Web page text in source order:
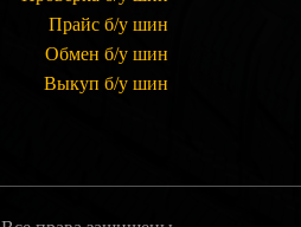
Прайс б/у шин
Обмен б/у шин
Выкуп б/у шин